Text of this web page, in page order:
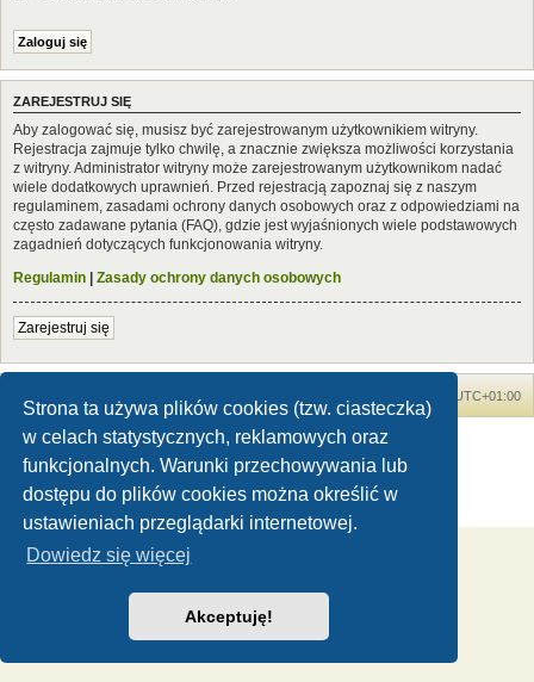
Strona ta używa plików cookies (tzw. ciasteczka)
w celach statystycznych, reklamowych oraz
funkcjonalnych. Warunki przechowywania lub
dostępu do plików cookies można określić w
ustawieniach przeglądarki internetowej.
Dowiedz się więcej
Akceptuję!
ZAREJESTRUJ SIĘ
Aby zalogować się, musisz być zarejestrowanym użytkownikiem witryny.
Rejestracja zajmuje tylko chwilę, a znacznie zwiększa możliwości korzystania
z witryny. Administrator witryny może zarejestrowanym użytkownikom nadać
wiele dodatkowych uprawnień. Przed rejestracją zapoznaj się z naszym
regulaminem, zasadami ochrony danych osobowych oraz z odpowiedziami na
często zadawane pytania (FAQ), gdzie jest wyjaśnionych wiele podstawowych
zagadnień dotyczących funkcjonowania witryny.
Regulamin | Zasady ochrony danych osobowych
Zarejestruj się
UTC+01:00
Dinozaury.com© 2006-2020
Technologię dostarczaphpBB® Forum Software © phpBB Limited
Zasady ochrony danych osobowych|Regulamin